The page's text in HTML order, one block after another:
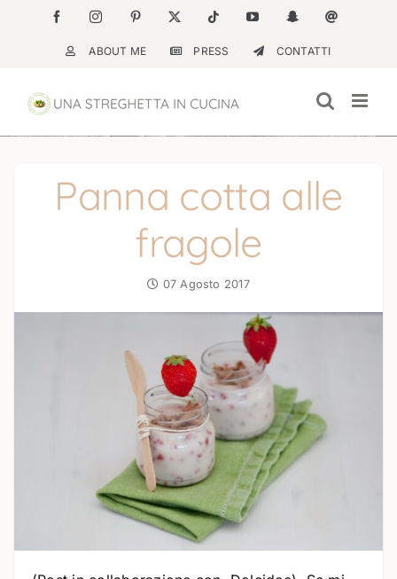
contenuto
FacebookInstagramPinterest Tiktok YouTubeSnapchatEmail
ABOUT ME PRESS CONTATTI
Panna cotta alle
fragole
07 Agosto 2017